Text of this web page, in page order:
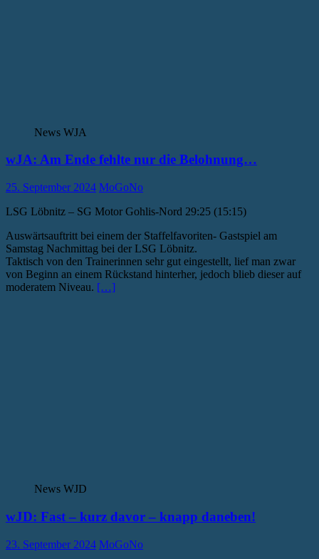
News WJA
wJA: Am Ende fehlte nur die Belohnung…
25. September 2024 MoGoNo
LSG Löbnitz – SG Motor Gohlis-Nord 29:25 (15:15)
Auswärtsauftritt bei einem der Staffelfavoriten- Gastspiel am
Samstag Nachmittag bei der LSG Löbnitz.
Taktisch von den Trainerinnen sehr gut eingestellt, lief man zwar
von Beginn an einem Rückstand hinterher, jedoch blieb dieser auf
moderatem Niveau. […]
News WJD
wJD: Fast – kurz davor – knapp daneben!
23. September 2024 MoGoNo